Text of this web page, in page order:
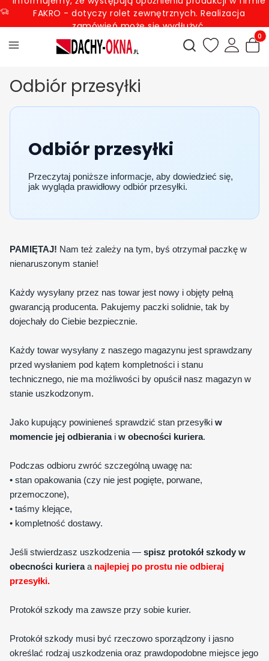
FAKRO - dotyczy rolet zewnętrznych. Realizacja
zamówień może się wydłużyć.
Otwórz
Odbiór przesyłki
Odbiór przesyłki
Przeczytaj poniższe informacje, aby dowiedzieć się,
jak wygląda prawidłowy odbiór przesyłki.
PAMIĘTAJ! Nam też zależy na tym, byś otrzymał paczkę w
nienaruszonym stanie!
Każdy wysyłany przez nas towar jest nowy i objęty pełną
gwarancją producenta. Pakujemy paczki solidnie, tak by
dojechały do Ciebie bezpiecznie.
Każdy towar wysyłany z naszego magazynu jest sprawdzany
przed wysłaniem pod kątem kompletności i stanu
technicznego, nie ma możliwości by opuścił nasz magazyn w
stanie uszkodzonym.
Jako kupujący powinieneś sprawdzić stan przesyłki w
momencie jej odbieraniai w obecności kuriera.
Podczas odbioru zwróć szczególną uwagę na:
• stan opakowania (czy nie jest pogięte, porwane,
przemoczone),
• taśmy klejące,
• kompletność dostawy.
Jeśli stwierdzasz uszkodzenia — spisz protokół szkody w
obecności kurieraa najlepiej po prostu nie odbieraj
przesyłki.
Protokół szkody ma zawsze przy sobie kurier.
Protokół szkody musi być rzeczowo sporządzony i jasno
określać rodzaj uszkodzenia oraz prawdopodobne miejsce jego